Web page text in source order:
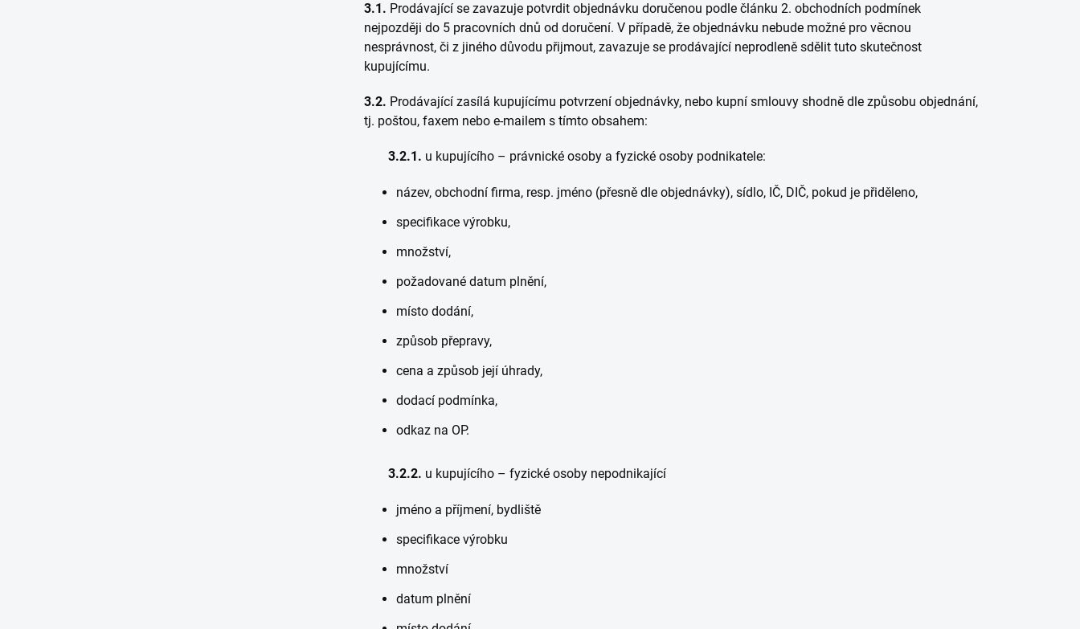
3.1. Prodávající se zavazuje potvrdit objednávku doručenou podle článku 2. obchodních podmínek
nejpozději do 5 pracovních dnů od doručení. V případě, že objednávku nebude možné pro věcnou
nesprávnost, či z jiného důvodu přijmout, zavazuje se prodávající neprodleně sdělit tuto skutečnost
kupujícímu.
3.2. Prodávající zasílá kupujícímu potvrzení objednávky, nebo kupní smlouvy shodně dle způsobu objednání,
tj. poštou, faxem nebo e-mailem s tímto obsahem:
3.2.1. u kupujícího – právnické osoby a fyzické osoby podnikatele:
název, obchodní firma, resp. jméno (přesně dle objednávky), sídlo, IČ, DIČ, pokud je přiděleno,
specifikace výrobku,
množství,
požadované datum plnění,
místo dodání,
způsob přepravy,
cena a způsob její úhrady,
dodací podmínka,
odkaz na OP.
3.2.2. u kupujícího – fyzické osoby nepodnikající
jméno a příjmení, bydliště
specifikace výrobku
množství
datum plnění